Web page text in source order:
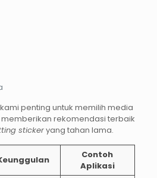
penting untuk memilih media
rekomendasi terbaik
stickeryang tahan lama.
Contoh
Aplikasi